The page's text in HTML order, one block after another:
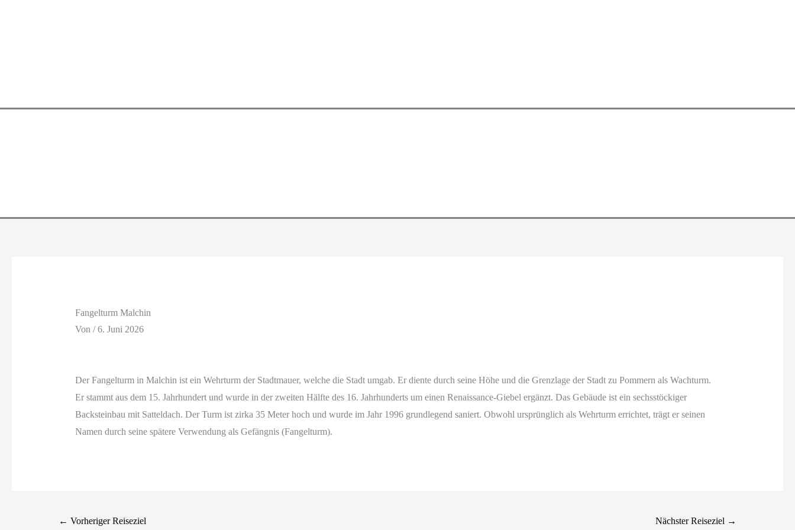
Fangelturm Malchin
Von /6. Juni 2026
Der Fangelturm in Malchin ist ein Wehrturm der Stadtmauer, welche die Stadt umgab. Er diente durch seine Höhe und die Grenzlage der Stadt zu Pommern als Wachturm.
Er stammt aus dem 15. Jahrhundert und wurde in der zweiten Hälfte des 16. Jahrhunderts um einen Renaissance-Giebel ergänzt. Das Gebäude ist ein sechsstöckiger
Backsteinbau mit Satteldach. Der Turm ist zirka 35 Meter hoch und wurde im Jahr 1996 grundlegend saniert. Obwohl ursprünglich als Wehrturm errichtet, trägt er seinen
Namen durch seine spätere Verwendung als Gefängnis (Fangelturm).
← Vorheriger Reiseziel Nächster Reiseziel →